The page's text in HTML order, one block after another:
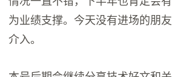
为业绩支撑。今天没有进场的朋
介入。